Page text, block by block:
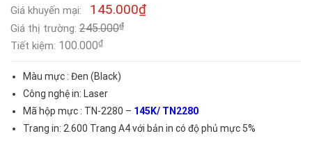
Giá khuyến mại: 145.000₫
Giá thị trường: 245.000₫
Tiết kiệm: 100.000₫
Màu mực : Đen (Black)
Công nghệ in: Laser
Mã hộp mực : TN-2280 – 145K/ TN2280
Trang in: 2.600 Trang A4 với bản in có độ phủ mực 5%